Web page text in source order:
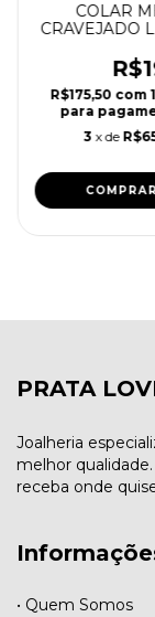
COLAR
CRAVEJADO
R$175,50 com
para
3 x de
PRATA
Joalheria
melhor
receba onde
• Quem Somos